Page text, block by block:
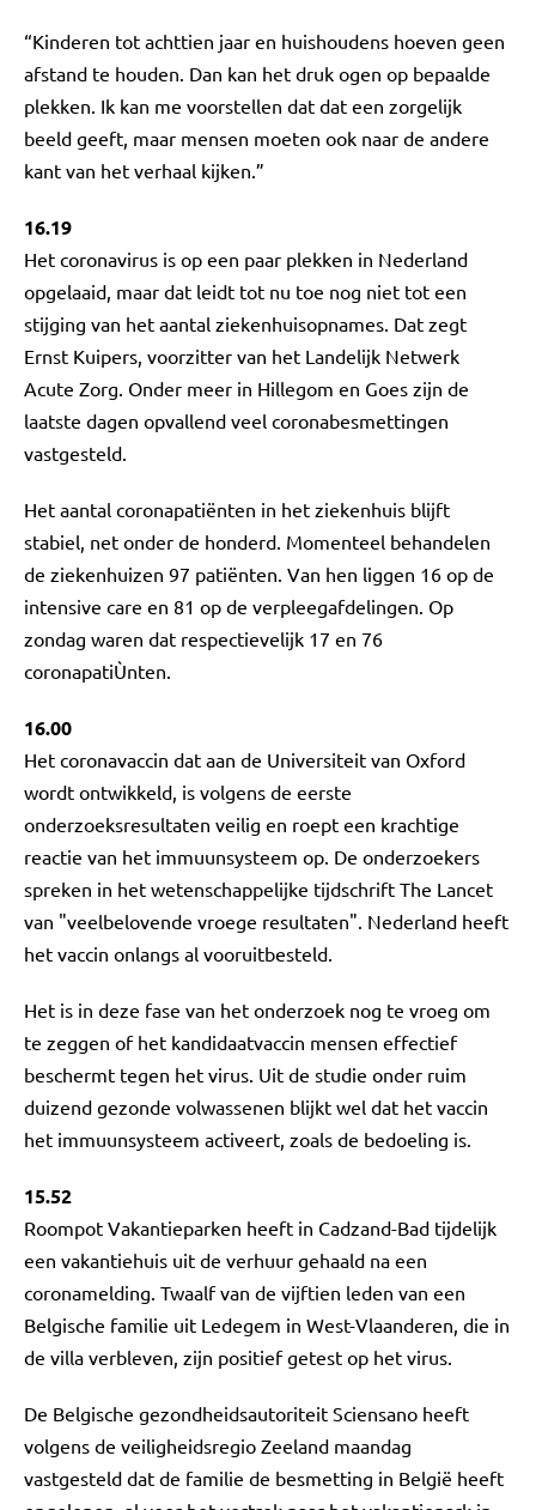
“Kinderen tot achttien jaar en huishoudens hoeven geen
afstand te houden. Dan kan het druk ogen op bepaalde
plekken. Ik kan me voorstellen dat dat een zorgelijk
beeld geeft, maar mensen moeten ook naar de andere
kant van het verhaal kijken.”
16.19
Het coronavirus is op een paar plekken in Nederland
opgelaaid, maar dat leidt tot nu toe nog niet tot een
stijging van het aantal ziekenhuisopnames. Dat zegt
Ernst Kuipers, voorzitter van het Landelijk Netwerk
Acute Zorg. Onder meer in Hillegom en Goes zijn de
laatste dagen opvallend veel coronabesmettingen
vastgesteld.
Het aantal coronapatiënten in het ziekenhuis blijft
stabiel, net onder de honderd. Momenteel behandelen
de ziekenhuizen 97 patiënten. Van hen liggen 16 op de
intensive care en 81 op de verpleegafdelingen. Op
zondag waren dat respectievelijk 17 en 76
coronapatiÙnten.
16.00
Het coronavaccin dat aan de Universiteit van Oxford
wordt ontwikkeld, is volgens de eerste
onderzoeksresultaten veilig en roept een krachtige
reactie van het immuunsysteem op. De onderzoekers
spreken in het wetenschappelijke tijdschrift The Lancet
van "veelbelovende vroege resultaten". Nederland heeft
het vaccin onlangs al vooruitbesteld.
Het is in deze fase van het onderzoek nog te vroeg om
te zeggen of het kandidaatvaccin mensen effectief
beschermt tegen het virus. Uit de studie onder ruim
duizend gezonde volwassenen blijkt wel dat het vaccin
het immuunsysteem activeert, zoals de bedoeling is.
15.52
Roompot Vakantieparken heeft in Cadzand-Bad tijdelijk
een vakantiehuis uit de verhuur gehaald na een
coronamelding. Twaalf van de vijftien leden van een
Belgische familie uit Ledegem in West-Vlaanderen, die in
de villa verbleven, zijn positief getest op het virus.
De Belgische gezondheidsautoriteit Sciensano heeft
volgens de veiligheidsregio Zeeland maandag
vastgesteld dat de familie de besmetting in België heeft